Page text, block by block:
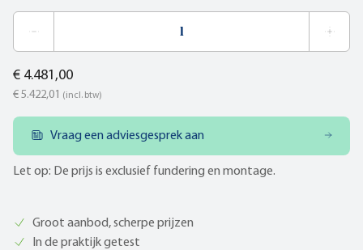
€ 4.481,00
€ 5.422,01 (incl. btw)
Vraag een adviesgesprek aan
Let op: De prijs is exclusief fundering en montage.
Groot aanbod, scherpe prijzen
In de praktijk getest